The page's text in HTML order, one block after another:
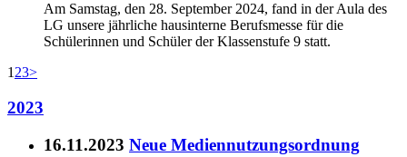
Am Samstag, den 28. September 2024, fand in der Aula des
LG unsere jährliche hausinterne Berufsmesse für die
Schülerinnen und Schüler der Klassenstufe 9 statt.
1 23>
2023
16.11.2023 Neue Mediennutzungsordnung